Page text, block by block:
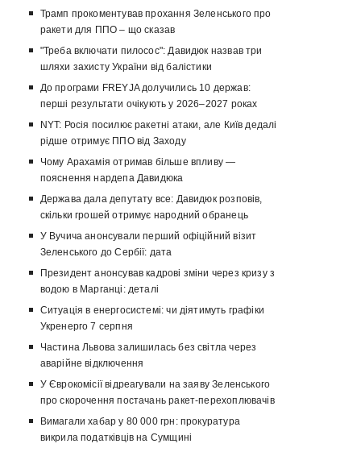
Трамп прокоментував прохання Зеленського про
ракети для ППО – що сказав
"Треба включати пилосос": Давидюк назвав три
шляхи захисту України від балістики
До програми FREYJA долучились 10 держав:
перші результати очікують у 2026–2027 роках
NYT: Росія посилює ракетні атаки, але Київ дедалі
рідше отримує ППО від Заходу
Чому Арахамія отримав більше впливу —
пояснення нардепа Давидюка
Держава дала депутату все: Давидюк розповів,
скільки грошей отримує народний обранець
У Вучича анонсували перший офіційний візит
Зеленського до Сербії: дата
Президент анонсував кадрові зміни через кризу з
водою в Марганці: деталі
Ситуація в енергосистемі: чи діятимуть графіки
Укренерго 7 серпня
Частина Львова залишилась без світла через
аварійне відключення
У Єврокомісії відреагували на заяву Зеленського
про скорочення постачань ракет-перехоплювачів
Вимагали хабар у 80 000 грн: прокуратура
викрила податківців на Сумщині